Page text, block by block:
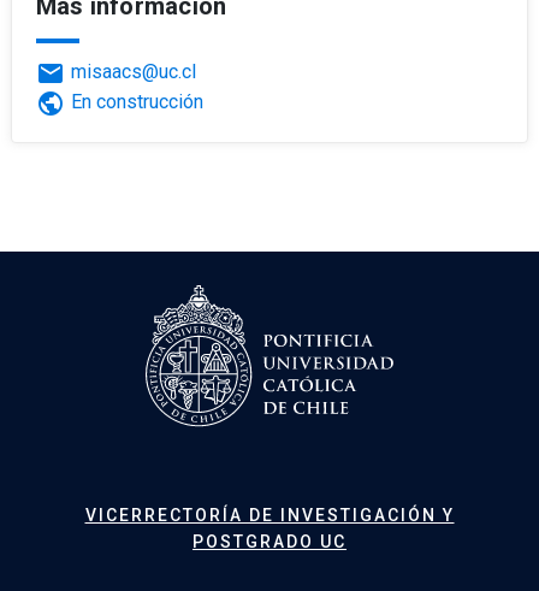
Más información
email misaacs@uc.cl
public En construcción
VICERRECTORÍA DE INVESTIGACIÓN Y
POSTGRADO UC